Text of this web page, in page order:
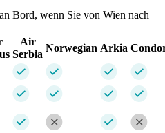
Bord, wenn Sie von Wien nach
Air
Serbia
Norwegian Arkia